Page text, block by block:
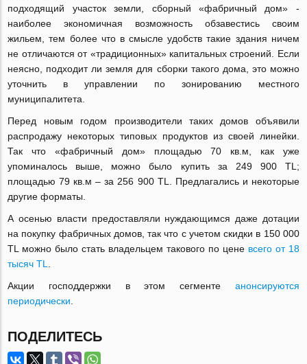
подходящий участок земли, сборный «фабричный дом» -
наиболее экономичная возможность обзавестись своим
жильем, тем более что в смысле удобств такие здания ничем
не отличаются от «традиционных» капитальных строений. Если
неясно, подходит ли земля для сборки такого дома, это можно
уточнить в управлении по зонированию местного
муниципалитета.
Перед новым годом производители таких домов объявили
распродажу некоторых типовых продуктов из своей линейки.
Так что «фабричный дом» площадью 70 кв.м, как уже
упоминалось выше, можно было купить за 249 900 TL;
площадью 79 кв.м – за 256 900 TL. Предлагались и некоторые
другие форматы.
А осенью власти предоставляли нуждающимся даже дотации
на покупку фабричных домов, так что с учетом скидки в 150 000
TL можно было стать владельцем такового по цене всего от 18
тысяч TL
Акции господдержки в этом сегменте анонсируются
периодически
ПОДЕЛИТЕСЬ